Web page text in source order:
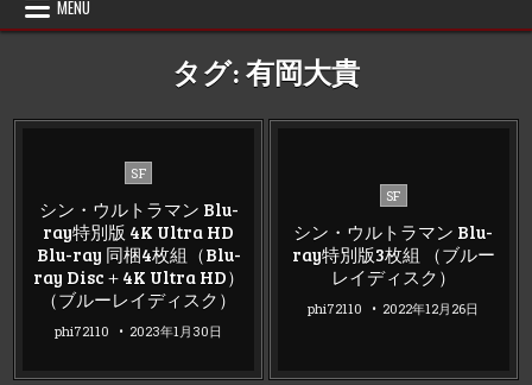
MENU
タグ:有岡大貴
Posted
SF
シン・ウルトラマン Blu-
ray特別版 4K Ultra HD
Blu-ray 同梱4枚組（Blu-
ray Disc＋4K Ultra HD）
（ブルーレイディスク）
phi72110 2023年1月30日
Posted
SF
シン・ウルトラマン Blu-
ray特別版3枚組 （ブルー
レイディスク）
phi72110 2022年12月26日